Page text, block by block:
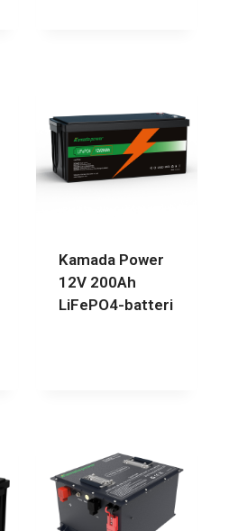
Kamada Power
12V 200Ah
LiFePO4-batteri